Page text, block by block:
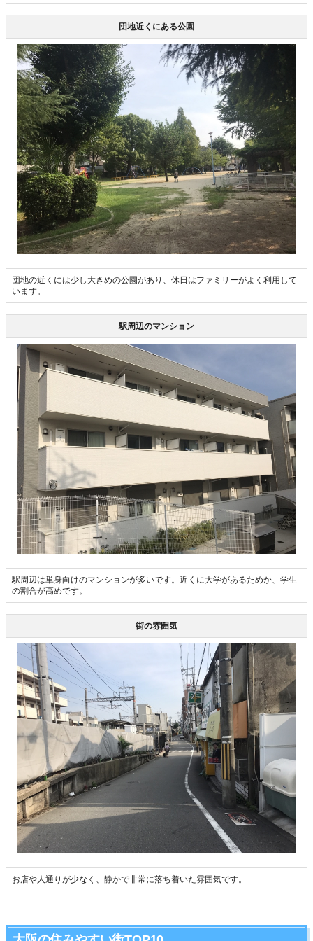
団地近くにある公園
団地の近くには少し大きめの公園があり、休日はファミリーがよく利用して
います。
駅周辺のマンション
駅周辺は単身向けのマンションが多いです。近くに大学があるためか、学生
の割合が高めです。
街の雰囲気
お店や人通りが少なく、静かで非常に落ち着いた雰囲気です。